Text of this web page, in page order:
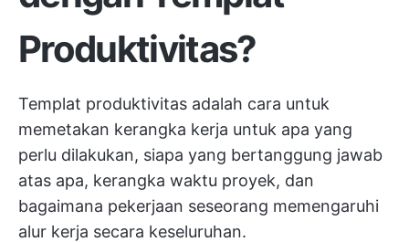
Produktivitas?
Templat produktivitas adalah cara untuk
memetakan kerangka kerja untuk apa yang
perlu dilakukan, siapa yang bertanggung jawab
atas apa, kerangka waktu proyek, dan
bagaimana pekerjaan seseorang memengaruhi
alur kerja secara keseluruhan.